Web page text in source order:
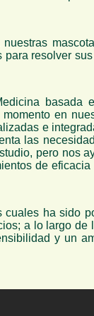
resolver
basada
en
e
las
pero nos
de eficacia
cuales ha sido
a lo largo
y un